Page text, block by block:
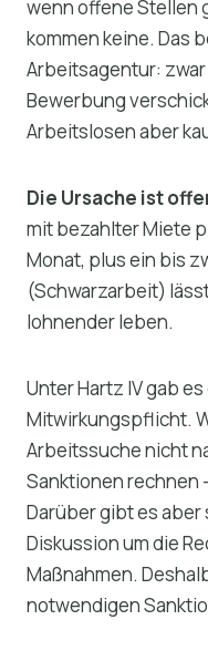
wenn offene Stellen
kommen keine. Das
Arbeitsagentur:
Bewerbung
Arbeitslosen aber
Die Ursache ist
mit bezahlter Miete
Monat, plus ein bis
(Schwarzarbeit)
lohnender leben.
Unter Hartz IV gab
Mitwirkungspflicht.
Arbeitssuche nicht
Sanktionen rechnen
Darüber gibt es
Diskussion um die
Maßnahmen.
notwendigen